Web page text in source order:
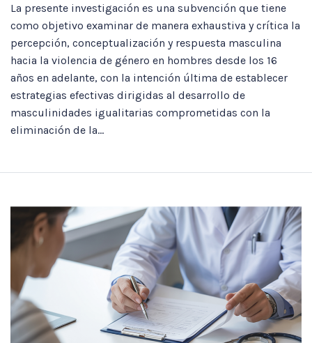
La presente investigación es una subvención que tiene
como objetivo examinar de manera exhaustiva y crítica la
percepción, conceptualización y respuesta masculina
hacia la violencia de género en hombres desde los 16
años en adelante, con la intención última de establecer
estrategias efectivas dirigidas al desarrollo de
masculinidades igualitarias comprometidas con la
eliminación de la...